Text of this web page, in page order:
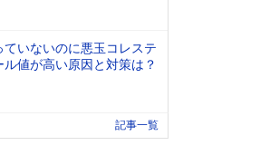
ていないのに悪玉コレステ
ル値が高い原因と対策は？
記事一覧